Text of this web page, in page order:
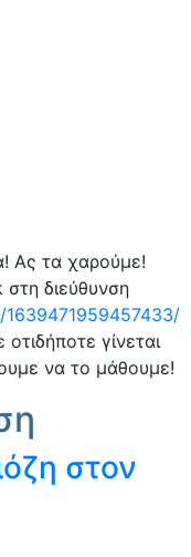
Ας τα χαρούμε!
διεύθυνση
γίνεται
να το μάθουμε!
στον